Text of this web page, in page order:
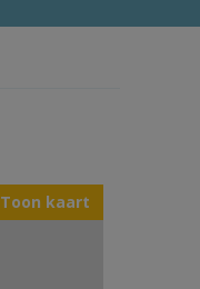
Toon kaart